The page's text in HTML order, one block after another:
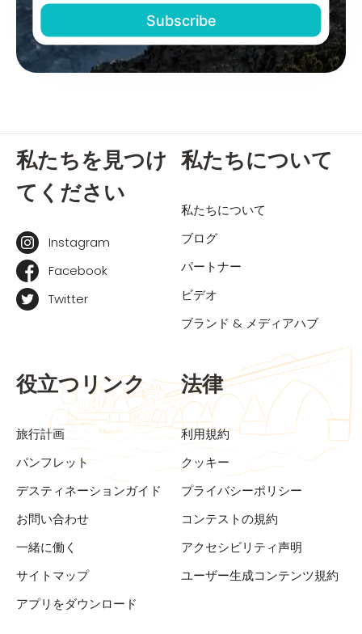
私たちを見つけ
てください
Instagram
Facebook
Twitter
私たちについて
私たちについて
ブログ
パートナー
ビデオ
ブランド & メディアハブ
役立つリンク
旅行計画
パンフレット
デスティネーションガイド
お問い合わせ
一緒に働く
サイトマップ
アプリをダウンロード
法律
利用規約
クッキー
プライバシーポリシー
コンテストの規約
アクセシビリティ声明
ユーザー生成コンテンツ規約